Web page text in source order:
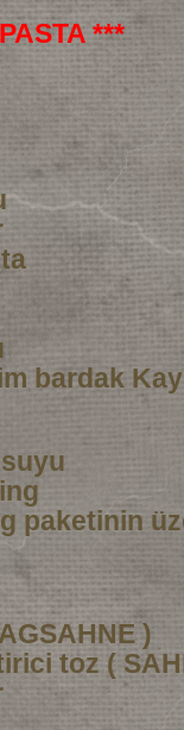
***
bardak
paketinin
)
toz (